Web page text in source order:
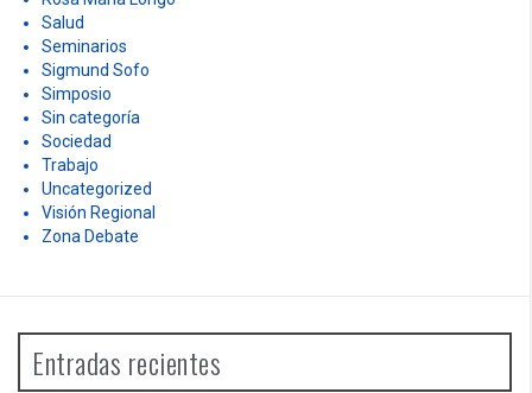
Salud
Seminarios
Sigmund Sofo
Simposio
Sin categoría
Sociedad
Trabajo
Uncategorized
Visión Regional
Zona Debate
Entradas recientes